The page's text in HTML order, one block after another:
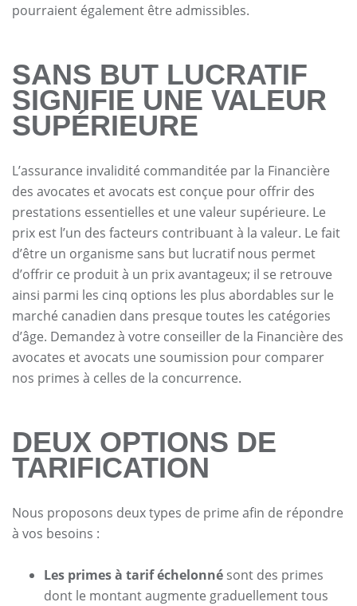
pourraient également être admissibles.
SANS BUT LUCRATIF
SIGNIFIE UNE VALEUR
SUPÉRIEURE
L’assurance invalidité commanditée par la Financière
des avocates et avocats est conçue pour offrir des
prestations essentielles et une valeur supérieure. Le
prix est l’un des facteurs contribuant à la valeur. Le fait
d’être un organisme sans but lucratif nous permet
d’offrir ce produit à un prix avantageux; il se retrouve
ainsi parmi les cinq options les plus abordables sur le
marché canadien dans presque toutes les catégories
d’âge. Demandez à votre conseiller de la Financière des
avocates et avocats une soumission pour comparer
nos primes à celles de la concurrence.
DEUX OPTIONS DE
TARIFICATION
Nous proposons deux types de prime afin de répondre
à vos besoins :
Les primes à tarif échelonné sont des primes
dont le montant augmente graduellement tous